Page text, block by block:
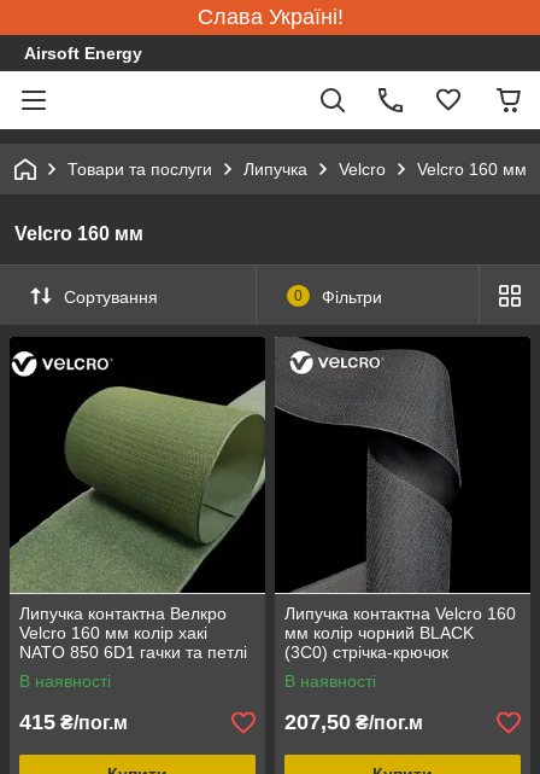
Слава Україні!
Airsoft Energy
Товари та послуги Липучка Velcro Velcro 160 мм
Velcro 160 мм
Сортування 0 Фільтри
Липучка контактна Велкро
Velcro 160 мм колір хакі
NATО 850 6D1 гачки та петлі
loop/hook
В наявності
415 ₴/пог.м
Липучка контактна Velcro 160
мм колір чорний BLACK
(3C0) стрічка-крючок
В наявності
207,50 ₴/пог.м